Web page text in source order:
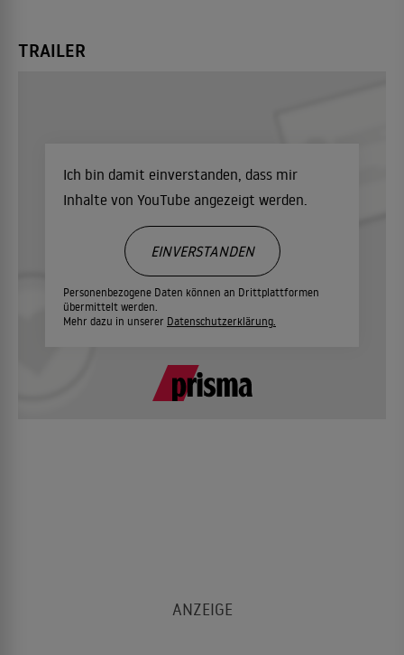
TRAILER
Ich bin damit einverstanden, dass mir
Inhalte von YouTube angezeigt werden.
Personenbezogene Daten können an Drittplattformen
übermittelt werden.
Mehr dazu in unserer Datenschutzerklärung.
EINVERSTANDEN